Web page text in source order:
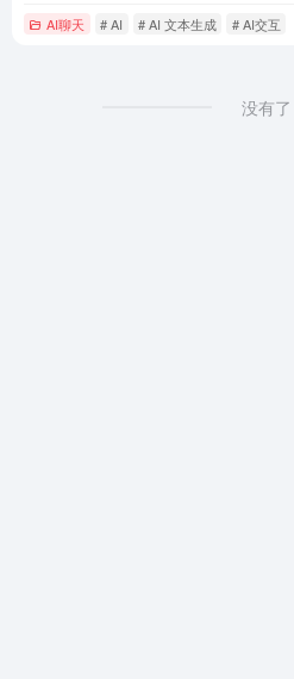
AI聊天 # AI # AI 文本生成 # AI交互
没有了